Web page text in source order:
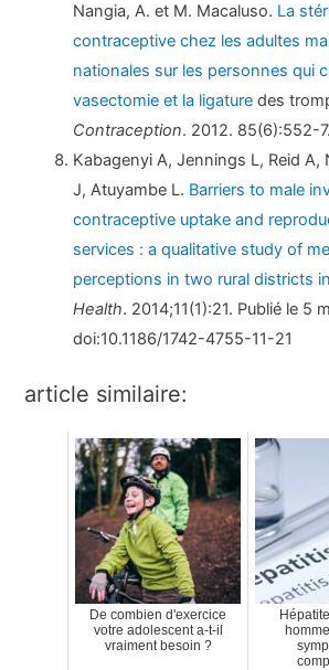
Nangia, A. et M. Macaluso. La
contraceptive chez les adultes
nationales sur les personnes qui
vasectomie et la ligature des
Contraception. 2012. 85(6):552-7.
Kabagenyi A, Jennings L, Reid A,
J, Atuyambe L. Barriers to male
contraceptive uptake and
services : a qualitative study of
perceptions in two rural districts
Health. 2014;11(1):21. Publié le 5
doi:10.1186/1742-4755-11-21
article similaire:
De combien d'exercice
votre adolescent a-t-il
vraiment besoin ?